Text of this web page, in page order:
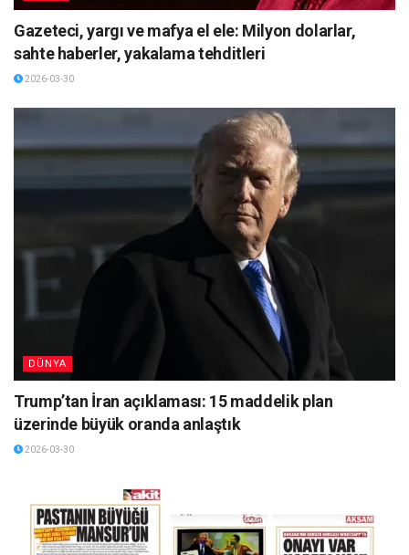
Gazeteci, yargı ve mafya el ele: Milyon dolarlar,
sahte haberler, yakalama tehditleri
2026-03-30
DÜNYA
Trump’tan İran açıklaması: 15 maddelik plan
üzerinde büyük oranda anlaştık
2026-03-30